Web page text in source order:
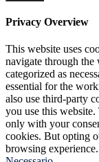
Privacy Overview
This website uses
navigate through the
categorized as
essential for the
also use third-party
you use this
only with your
cookies. But opting
browsing experience.